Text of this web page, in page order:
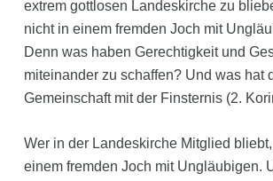
extrem gottlosen Landeskirche zu
nicht in einem fremden Joch mit
Denn was haben Gerechtigkeit und
miteinander zu schaffen? Und was hat
Gemeinschaft mit der Finsternis (2.
Wer in der Landeskirche Mitglied
einem fremden Joch mit Ungläubigen.